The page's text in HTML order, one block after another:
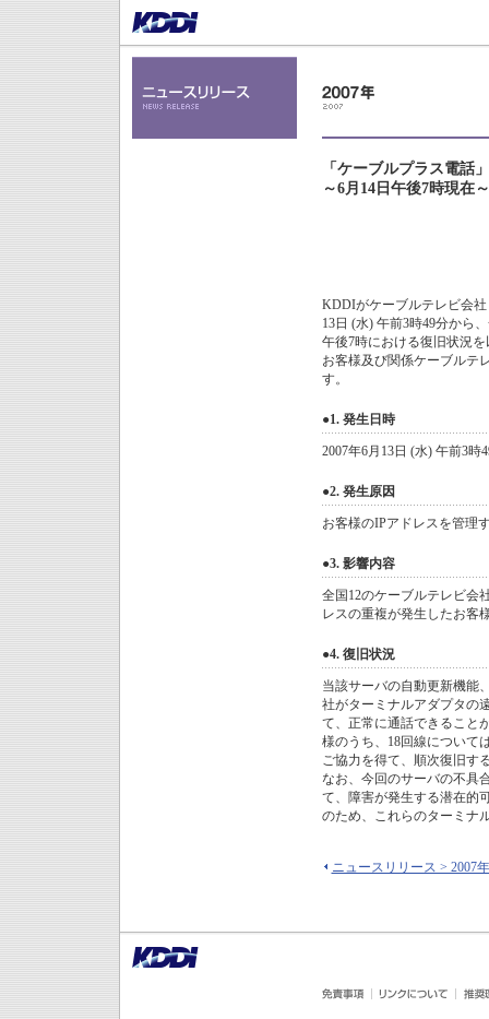
「ケーブルプラス電話
～6月14日午後7時現在～
KDDIがケーブルテレビ会
13日 (水) 午前3時49分から
午後7時における復旧状況
お客様及び関係ケーブルテ
す。
●1. 発生日時
2007年6月13日 (水) 午前3時
●2. 発生原因
お客様のIPアドレスを管理
●3. 影響内容
全国12のケーブルテレビ会
レスの重複が発生したお客
●4. 復旧状況
当該サーバの自動更新機能
社がターミナルアダプタの
て、正常に通話できること
様のうち、18回線について
ご協力を得て、順次復旧す
なお、今回のサーバの不具
て、障害が発生する潜在的
のため、これらのターミナ
ニュースリリース > 2007年